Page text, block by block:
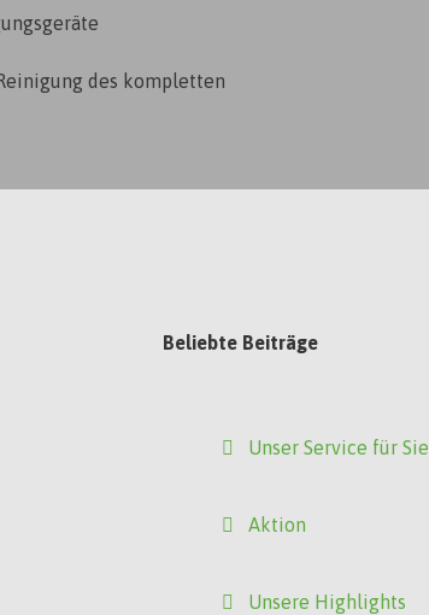
des kompletten
Beliebte Beiträge
Unser Service für Sie
Aktion
Unsere Highlights